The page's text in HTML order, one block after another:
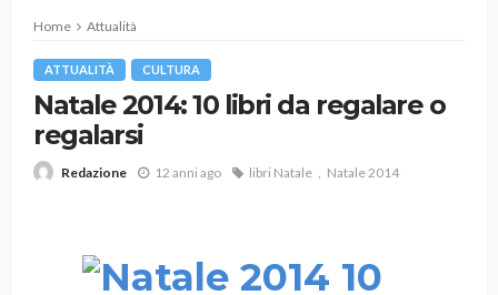
Home Attualità
ATTUALITÀ CULTURA
Natale 2014: 10 libri da regalare o
regalarsi
Redazione 12 anni ago libri Natale Natale 2014